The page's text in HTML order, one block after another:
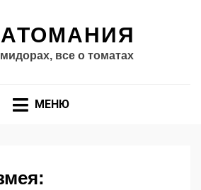
все о томатах
МЕНЮ